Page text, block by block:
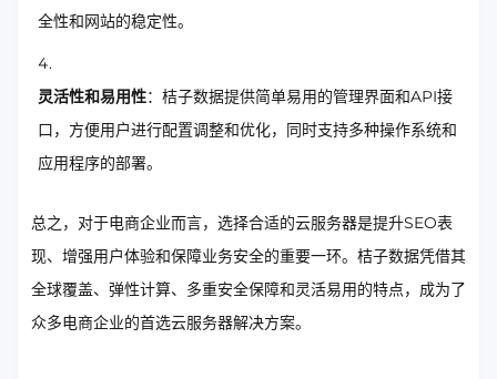
全性和网站的稳定性。
灵活性和易用性：桔子数据提供简单易用的管理界面和API接
口，方便用户进行配置调整和优化，同时支持多种操作系统和
应用程序的部署。
总之，对于电商企业而言，选择合适的云服务器是提升SEO表
现、增强用户体验和保障业务安全的重要一环。桔子数据凭借其
全球覆盖、弹性计算、多重安全保障和灵活易用的特点，成为了
众多电商企业的首选云服务器解决方案。